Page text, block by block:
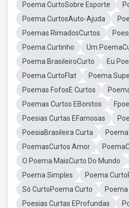
Poema CurtoSobre Esporte
Poema CurtosAuto-Ajuda
Poemas RimadosCurtos
Poema Curtinho
Um
Poema BrasileiroCurto
Eu
Poema CurtoFlat
Poema
Poemas FofosE Curtos
Poemas Curtos EBonitos
Poesias Curtas EFamosas
PoesiaBrasileira Curta
PoemasCurtos Amor
O Poema MaisCurto Do Mundo
Poema Simples
Poema
Só CurtoPoema Curto
Poesias Curtas EProfundas